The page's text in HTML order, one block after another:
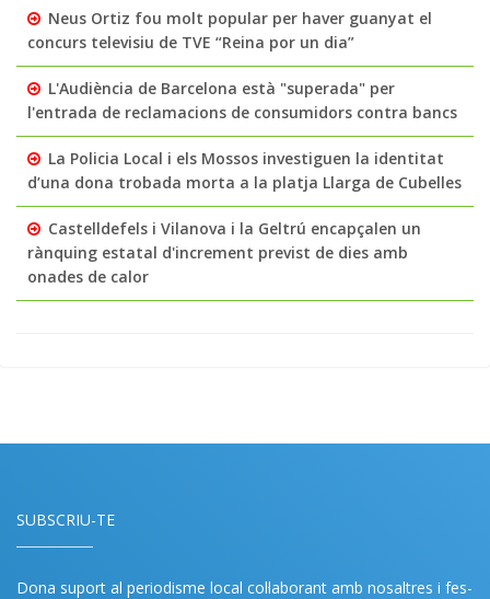
Neus Ortiz fou molt popular per haver guanyat el
concurs televisiu de TVE “Reina por un dia”
L'Audiència de Barcelona està "superada" per
l'entrada de reclamacions de consumidors contra bancs
La Policia Local i els Mossos investiguen la identitat
d’una dona trobada morta a la platja Llarga de Cubelles
Castelldefels i Vilanova i la Geltrú encapçalen un
rànquing estatal d'increment previst de dies amb
onades de calor
SUBSCRIU-TE
Dona suport al periodisme local col·laborant amb nosaltres i fes-